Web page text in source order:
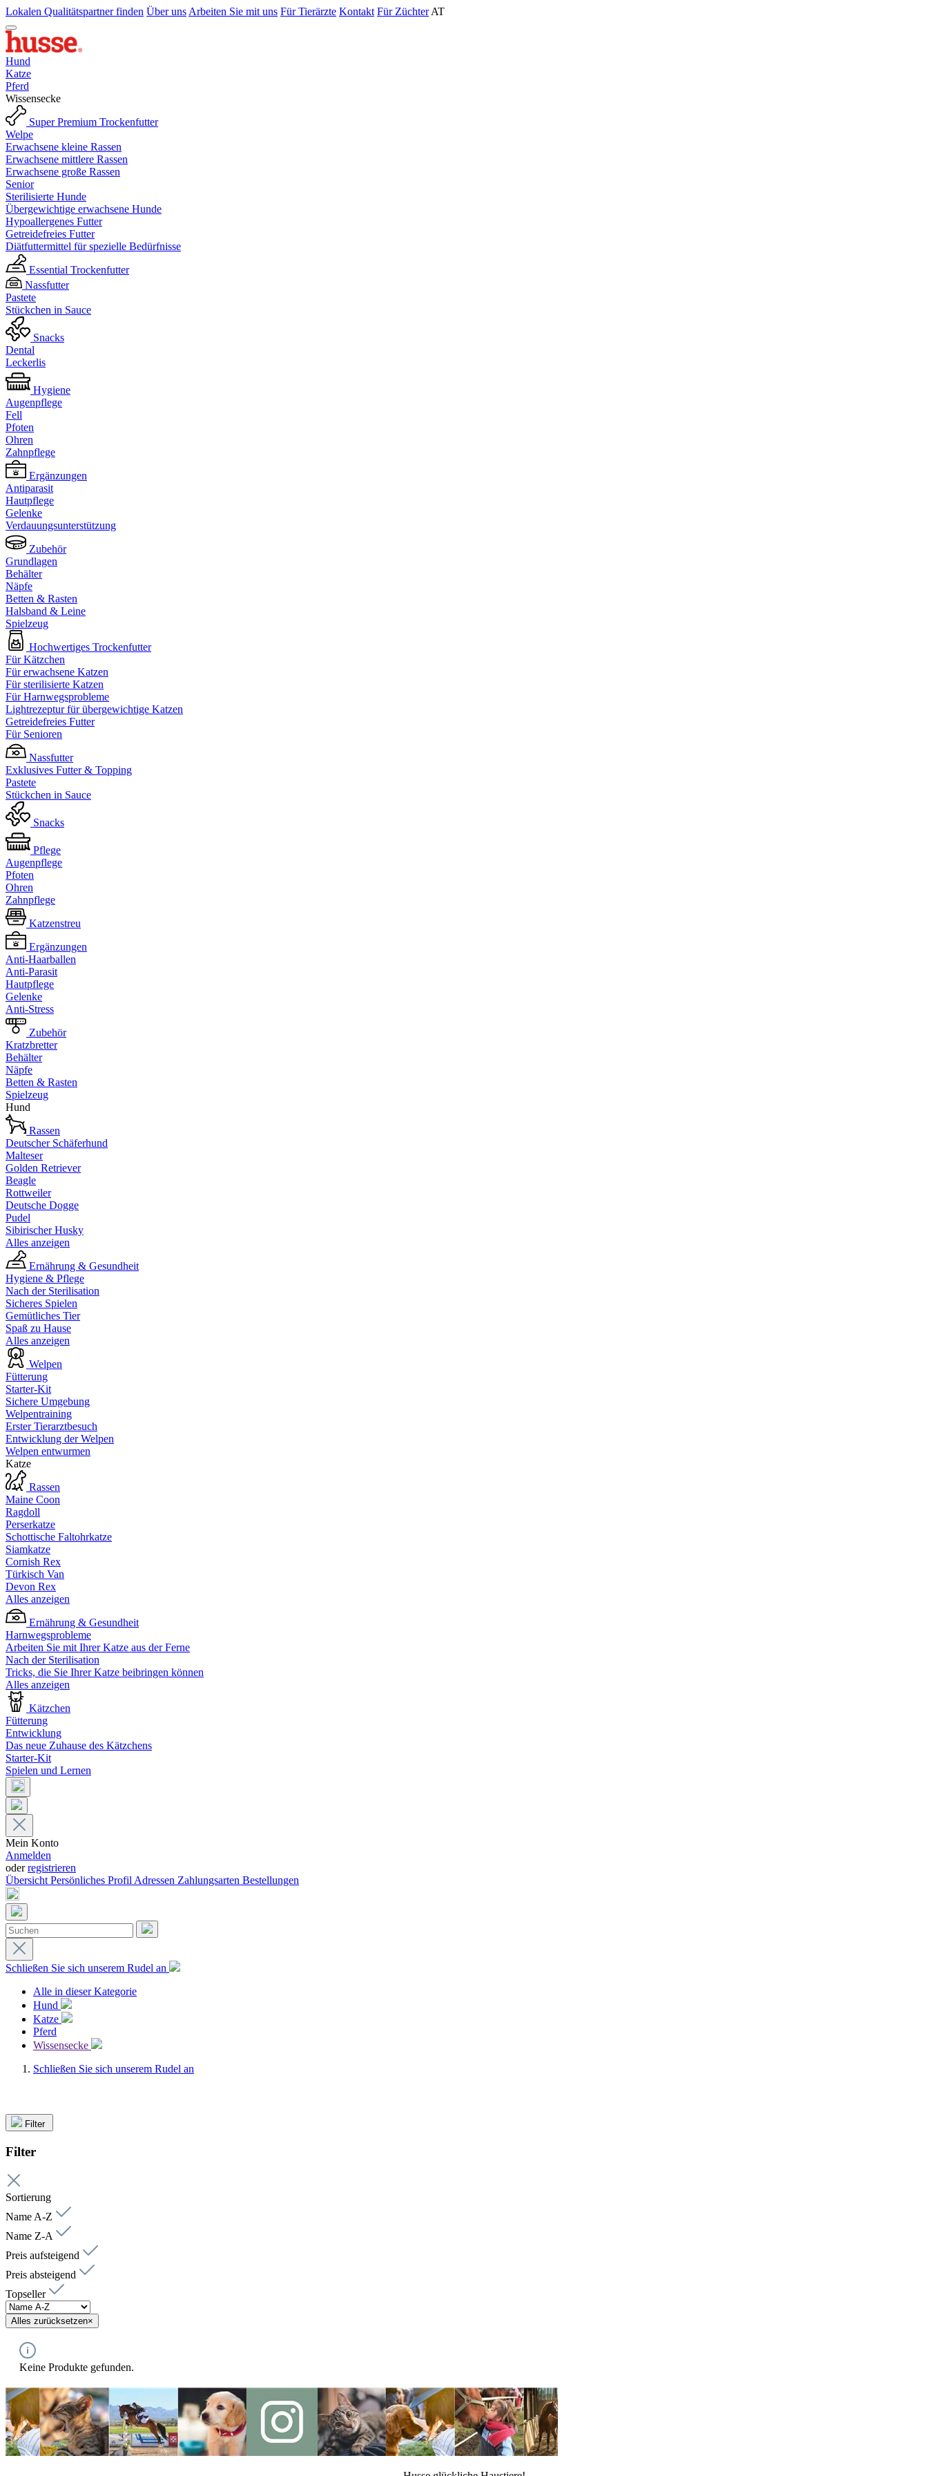
Lokalen Qualitätspartner finden Über uns Arbeiten Sie mit uns Für Tierärzte Kontakt Für Züchter AT
Hund
Katze
Pferd
Wissensecke
Super Premium Trockenfutter
Welpe
Erwachsene kleine Rassen
Erwachsene mittlere Rassen
Erwachsene große Rassen
Senior
Sterilisierte Hunde
Übergewichtige erwachsene Hunde
Hypoallergenes Futter
Getreidefreies Futter
Diätfuttermittel für spezielle Bedürfnisse
Essential Trockenfutter
Nassfutter
Pastete
Stückchen in Sauce
Snacks
Dental
Leckerlis
Hygiene
Augenpflege
Fell
Pfoten
Ohren
Zahnpflege
Ergänzungen
Antiparasit
Hautpflege
Gelenke
Verdauungsunterstützung
Zubehör
Grundlagen
Behälter
Näpfe
Betten & Rasten
Halsband & Leine
Spielzeug
Hochwertiges Trockenfutter
Für Kätzchen
Für erwachsene Katzen
Für sterilisierte Katzen
Für Harnwegsprobleme
Lightrezeptur für übergewichtige Katzen
Getreidefreies Futter
Für Senioren
Nassfutter
Exklusives Futter & Topping
Pastete
Stückchen in Sauce
Snacks
Pflege
Augenpflege
Pfoten
Ohren
Zahnpflege
Katzenstreu
Ergänzungen
Anti-Haarballen
Anti-Parasit
Hautpflege
Gelenke
Anti-Stress
Zubehör
Kratzbretter
Behälter
Näpfe
Betten & Rasten
Spielzeug
Hund
Rassen
Deutscher Schäferhund
Malteser
Golden Retriever
Beagle
Rottweiler
Deutsche Dogge
Pudel
Sibirischer Husky
Alles anzeigen
Ernährung & Gesundheit
Hygiene & Pflege
Nach der Sterilisation
Sicheres Spielen
Gemütliches Tier
Spaß zu Hause
Alles anzeigen
Welpen
Fütterung
Starter-Kit
Sichere Umgebung
Welpentraining
Erster Tierarztbesuch
Entwicklung der Welpen
Welpen entwurmen
Katze
Rassen
Maine Coon
Ragdoll
Perserkatze
Schottische Faltohrkatze
Siamkatze
Cornish Rex
Türkisch Van
Devon Rex
Alles anzeigen
Ernährung & Gesundheit
Harnwegsprobleme
Arbeiten Sie mit Ihrer Katze aus der Ferne
Nach der Sterilisation
Tricks, die Sie Ihrer Katze beibringen können
Alles anzeigen
Kätzchen
Fütterung
Entwicklung
Das neue Zuhause des Kätzchens
Starter-Kit
Spielen und Lernen
Mein Konto
Anmelden
oderregistrieren
Übersicht Persönliches Profil Adressen Zahlungsarten Bestellungen
Schließen Sie sich unserem Rudel an
Alle in dieser Kategorie
Hund
Katze
Pferd
Wissensecke
Schließen Sie sich unserem Rudel an
Filter
Filter
Sortierung
Name A-Z
Name Z-A
Preis aufsteigend
Preis absteigend
Topseller
Alles zurücksetzen×
Keine Produkte gefunden.